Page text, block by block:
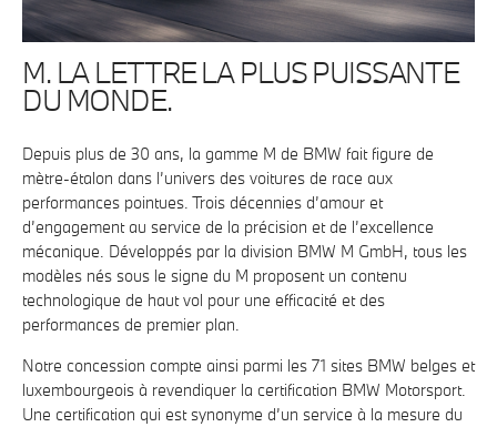
M. LA LETTRE LA PLUS PUISSANTE
DU MONDE.
Depuis plus de 30 ans, la gamme M de BMW fait figure de
mètre-étalon dans l’univers des voitures de race aux
performances pointues. Trois décennies d’amour et
d’engagement au service de la précision et de l’excellence
mécanique. Développés par la division BMW M GmbH, tous les
modèles nés sous le signe du M proposent un contenu
technologique de haut vol pour une efficacité et des
performances de premier plan.
Notre concession compte ainsi parmi les 71 sites BMW belges et
luxembourgeois à revendiquer la certification BMW Motorsport.
Une certification qui est synonyme d’un service à la mesure du